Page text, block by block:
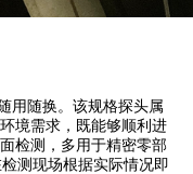
用随换。该规格探头属
境需求，既能够顺利进
检测，多用于精密零部
测现场根据实际情况即